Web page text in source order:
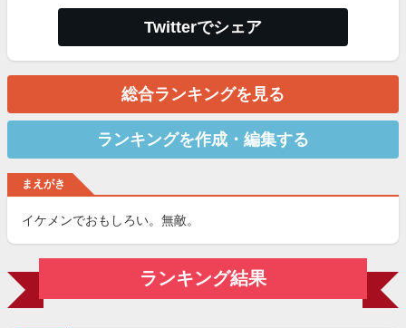
Twitterでシェア
総合ランキングを見る
ランキングを作成・編集する
まえがき
イケメンでおもしろい。無敵。
ランキング結果